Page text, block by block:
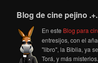
Blog de cine pejino .+.
En este Blog para
entresijos, con el
"libro", la Biblia, ya
Torá, y más